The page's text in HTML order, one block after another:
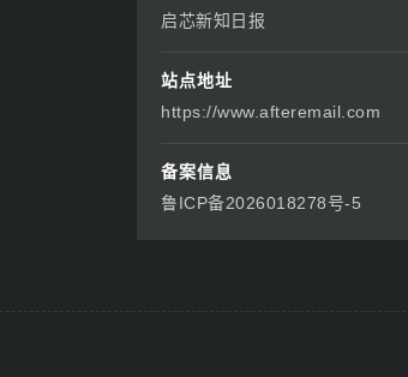
启芯新知日报
站点地址
https://www.afteremail.com
备案信息
鲁ICP备2026018278号-5